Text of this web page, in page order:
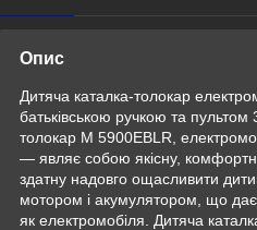
Опис
Дитяча каталка-толокар
батьківською ручкою та
толокар M 5900EBLR,
— являє собою якісну,
здатну надовго ощасливити
мотором і акумулятором, що дає
як електромобіля. Дитяча